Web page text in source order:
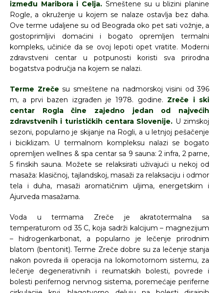
između Maribora i Celja. Smeštene su u blizini planine
Rogle, a okruženje u kojem se nalaze ostavlja bez daha.
Ove terme udaljene su od Beograda oko pet sati vožnje, a
gostoprimljivi domaćini i bogato opremljen termalni
kompleks, učiniće da se ovoj lepoti opet vratite. Moderni
zdravstveni centar u potpunosti koristi sva prirodna
bogatstva područja na kojem se nalazi.
Terme Zreče su smeštene na nadmorskoj visini od 396
m, a prvi bazen izgrađen je 1978. godine. Zreče i ski
centar Rogla čine zajedno jedan od najvećih
zdravstvenih i turističkih centara Slovenije. U zimskoj
sezoni, popularno je skijanje na Rogli, a u letnjoj pešačenje
i biciklizam. U termalnom kompleksu nalazi se bogato
opremljen wellnes & spa centar sa 9 sauna: 2 infra, 2 parne,
5 finskih sauna. Možete se relaksirati uživajući u nekoj od
masaža: klasičnoj, tajlandskoj, masaži za relaksaciju i odmor
tela i duha, masaži aromatičnim uljima, energetskim i
Ajurveda masažama.
Voda u termama Zreče je akratotermalna sa
temperaturom od 35 C, koja sadrži kalcijum – magnezijum
– hidrogenkarbonat, a popularno je lečenje prirodnim
blatom (bentonit). Terme Zreče dobre su za lečenje stanja
nakon povreda ili operacija na lokomotornom sistemu, za
lečenje degenerativnih i reumatskih bolesti, povrede i
bolesti perifernog nervnog sistema, poremećaje periferne